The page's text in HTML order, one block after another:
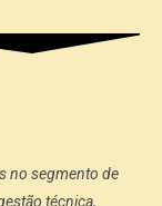
no segmento de
técnica,